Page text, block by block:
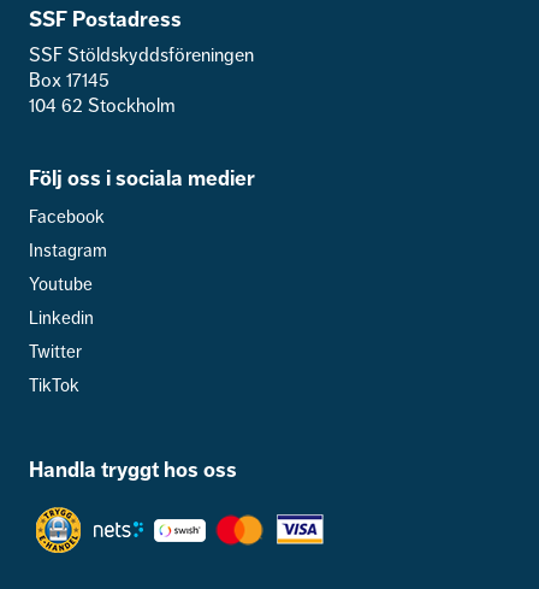
SSF Postadress
SSF Stöldskyddsföreningen
Box 17145
104 62 Stockholm
Följ oss i sociala medier
Facebook
Instagram
Youtube
Linkedin
Twitter
TikTok
Handla tryggt hos oss